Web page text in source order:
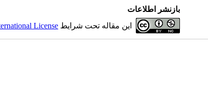
بازنشر اطلاعات
این مقاله تحت شرایط License